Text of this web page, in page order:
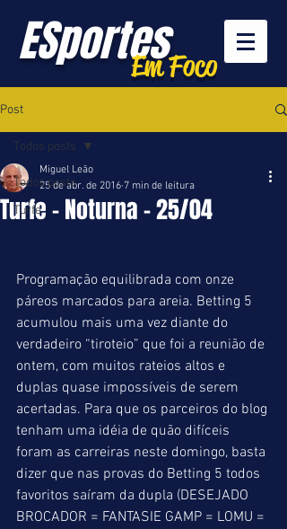
ESportesEm Foco
Post
Todos posts
Turfe
Todos posts
Turfe - Noturna - 25/04
Miguel Leão
25 de abr. de 2016 7 min de leitura
Programação equilibrada com onze
páreos marcados para areia. Betting 5
acumulou mais uma vez diante do
verdadeiro “tiroteio” que foi a reunião de
ontem, com muitos rateios altos e
duplas quase impossíveis de serem
acertadas. Para que os parceiros do blog
tenham uma idéia de quão difíceis
foram as carreiras neste domingo, basta
dizer que nas provas do Betting 5 todos
favoritos saíram da dupla (DESEJADO
BROCADOR = FANTASIE GAMP = LOMU =